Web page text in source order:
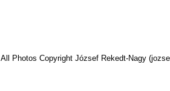
All Photos Copyright József Rekedt-Nagy